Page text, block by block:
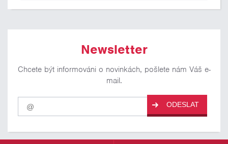
Newsletter
Chcete být informováni o novinkách, pošlete nám Váš e-
mail.
Pro
odběr
našich
ODESLAT